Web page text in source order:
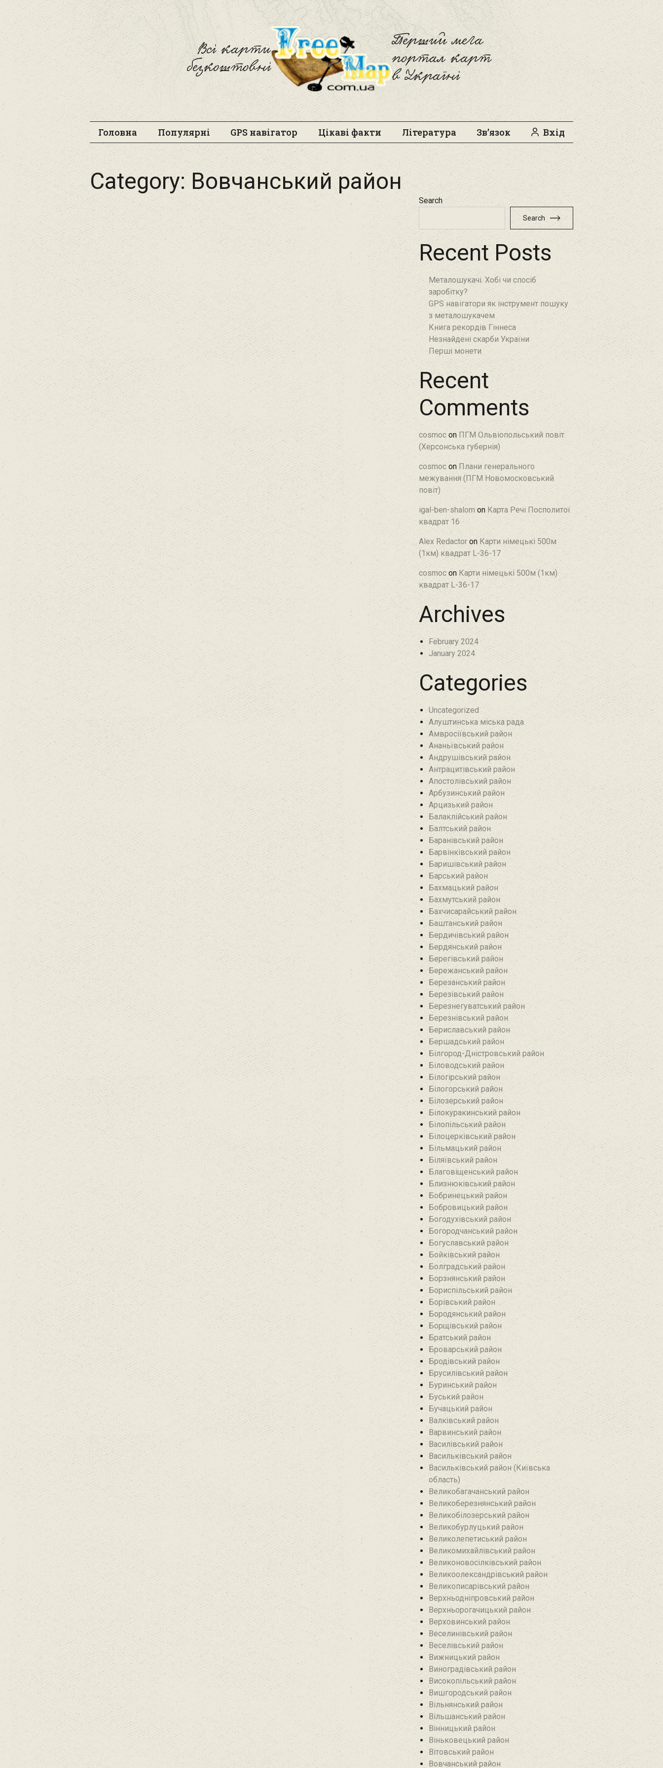
Всі карти
безкоштовні
Freemap
Перший мега
портал карт
в Україні
Головна Популярні GPS навігатор Цікаві факти Література Зв’язок Вхід
Category:Вовчанський район
Search
Search
Recent Posts
Металошукачі. Хобі чи спосіб
заробітку?
GPS навігатори як інструмент пошуку
з металошукачем
Книга рекордів Гіннеса
Незнайдені скарби України
Перші монети
Recent
Comments
cosmocon ПГМ Ольвіопольський повіт
(Херсонська губернія)
cosmocon Плани генерального
межування (ПГМ Новомосковський
повіт)
igal-ben-shalomon Карта Речі Посполитої
квадрат 16
Alex Redactoron Карти німецькі 500м
(1км) квадрат L-36-17
cosmocon Карти німецькі 500м (1км)
квадрат L-36-17
Archives
February 2024
January 2024
Categories
Uncategorized
Алуштинська міська рада
Амвросіївський район
Ананьївський район‎
Андрушівський район‎
Антрацитівський район‎
Апостолівський район
Арбузинський район‎
Арцизький район‎
Балаклійський район
Балтський район‎
Баранівський район‎
Барвінківський район
Баришівський район
Барський район
Бахмацький район
Бахмутський район
Бахчисарайський район
Баштанський район
Бердичівський район
Бердянський район
Берегівський район
Бережанський район‎
Березанський район‎
Березівський район
Березнегуватський район‎
Березнівський район‎
Бериславський район
Бершадський район
Білгород-Дністровський район
Біловодський район‎
Білогірський район
Білогорський район
Білозерський район
Білокуракинський район‎
Білопільський район
Білоцерківський район
Більмацький район
Біляївський район‎
Благовіщенський район
Близнюківський район
Бобринецький район
Бобровицький район
Богодухівський район
Богородчанський район
Богуславський район
Бойківський район
Болградський район
Борзнянський район
Бориспільський район
Борівський район
Бородянський район
Борщівський район‎
Братський район‎
Броварський район
Бродівський район‎
Брусилівський район‎
Буринський район
Буський район‎
Бучацький район
Валківський район
Варвинський район
Василівський район
Васильківський район
Васильківський район (Київська
область)
Великобагачанський район
Великоберезнянський район
Великобілозерський район‎
Великобурлуцький район
Великолепетиський район
Великомихайлівський район‎
Великоновосілківський район‎
Великоолександрівський район
Великописарівський район
Верхньодніпровський район
Верхньорогачицький район
Верховинський район
Веселинівський район‎
Веселівський район‎
Вижницький район
Виноградівський район
Високопільський район
Вишгородський район
Вільнянський район‎
Вільшанський район
Вінницький район
Віньковецький район
Вітовський район
Вовчанський район